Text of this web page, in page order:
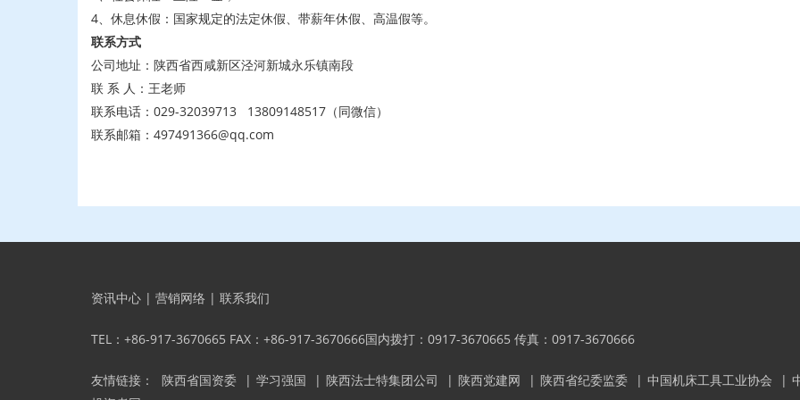
4、休息休假：国家规定的法定休假、带薪年休假、高温假等。
联系方式
公司地址：陕西省西咸新区泾河新城永乐镇南段
联 系 人：王老师
联系电话：029-32039713 13809148517（同微信）
联系邮箱：497491366@qq.com
资讯中心 | 营销网络 | 联系我们
TEL：+86-917-3670665 FAX：+86-917-3670666国内拨打：0917-3670665 传真：0917-3670666
友情链接： 陕西省国资委 | 学习强国 | 陕西法士特集团公司 | 陕西党建网 | 陕西省纪委监委 | 中国机床工具工业协会 |